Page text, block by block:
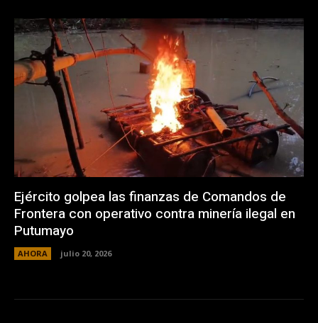
Ejército golpea las finanzas de Comandos de
Frontera con operativo contra minería ilegal en
Putumayo
AHORA julio 20, 2026